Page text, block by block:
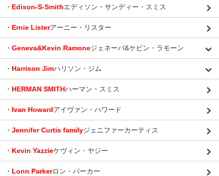
・ Edison-S-Smithエディソン・サンディー・スミス
・ Ernie Listerアーニー・リスター
・ Geneva&Kevin Ramoneジェネーバ&ケビン・ラモーン
・ Harrison Jimハリソン・ジム
・ HERMAN SMITHハーマン・スミス
・ Ivan Howardアイヴァン・ハワード
・ Jennifer Curtis familyジェニファーカーティス
・ Kevin Yazzieケヴィン・ヤジー
・ Lonn Parkerロン・パーカー